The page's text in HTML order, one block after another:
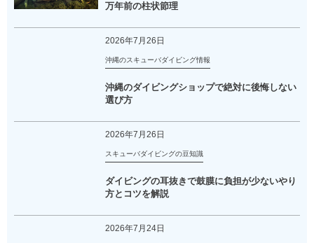
万年前の柱状節理
2026年7月26日
沖縄のスキューバダイビング情報
沖縄のダイビングショップで絶対に後悔しない
選び方
2026年7月26日
スキューバダイビングの豆知識
ダイビングの耳抜きで鼓膜に負担が少ないやり
方とコツを解説
2026年7月24日